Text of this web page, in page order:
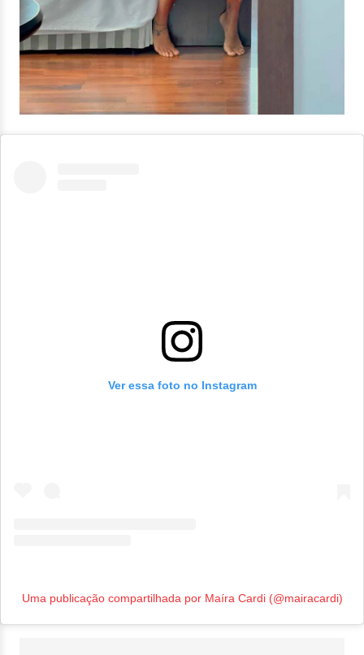
Ver essa foto no Instagram
Uma publicação compartilhada por Maíra Cardi (@mairacardi)